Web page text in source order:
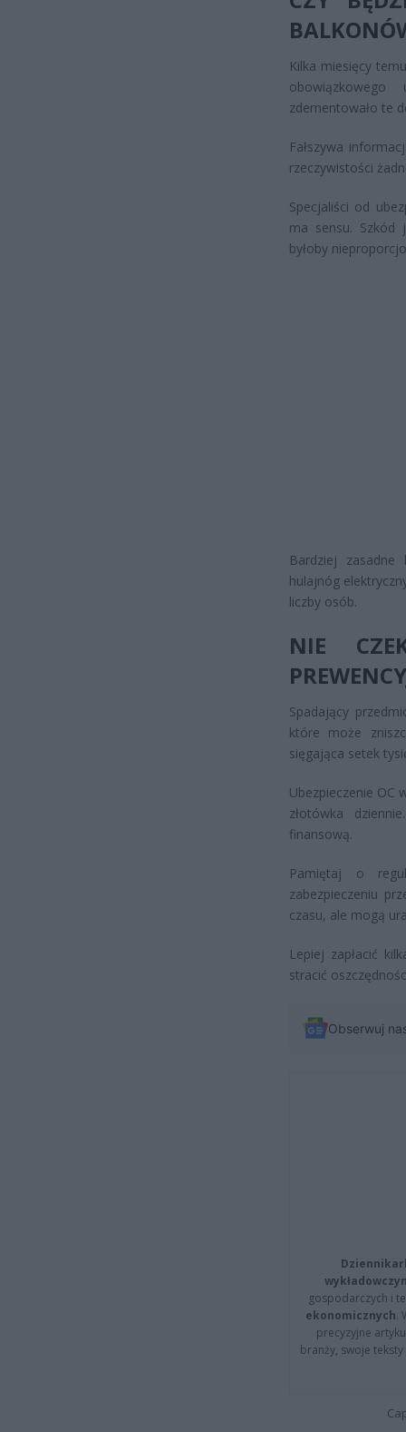
Kilka miesięcy
obowiązkowego
zdementowało te
Fałszywa
rzeczywistości
Specjaliści od
ma sensu. Szkód
byłoby
Bardziej zasadne
hulajnóg
liczby osób.
NIE
Spadający
które może
sięgająca setek
Ubezpieczenie OC
złotówka
finansową.
Pamiętaj o
zabezpieczeniu
czasu, ale mogą
Lepiej zapłacić
stracić
Obserwuj
gospodarczych i
ekonomicznych.
precyzyjne
branży, swoje